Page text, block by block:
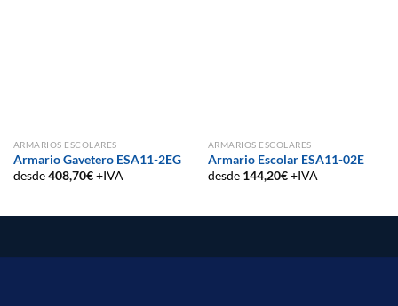
ARMARIOS ESCOLARES
Armario Gavetero ESA11-2EG
desde408,70€+IVA
ARMARIOS ESCOLARES
Armario Escolar ESA11-02E
desde 144,20€+IVA